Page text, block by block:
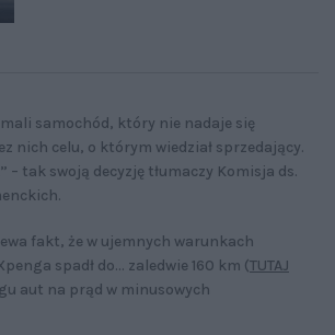
samochód, który nie nadaje się
nich celu, o którym wiedział sprzedający.
tak swoją decyzję tłumaczy Komisja ds.
fakt, że w ujemnych warunkach
spadł do... zaledwie 160 km (TUTAJ
aut na prąd w minusowych